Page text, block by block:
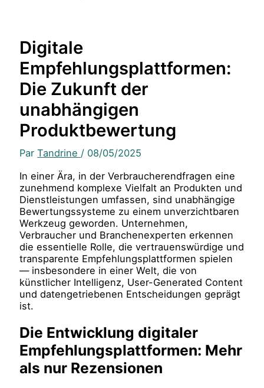
Digitale
Empfehlungsplattformen:
Die Zukunft der
unabhängigen
Produktbewertung
ParTandrine / 08/05/2025
In einer Ära, in der Verbraucherendfragen eine
zunehmend komplexe Vielfalt an Produkten und
Dienstleistungen umfassen, sind unabhängige
Bewertungssysteme zu einem unverzichtbaren
Werkzeug geworden. Unternehmen,
Verbraucher und Branchenexperten erkennen
die essentielle Rolle, die vertrauenswürdige und
transparente Empfehlungsplattformen spielen
— insbesondere in einer Welt, die von
künstlicher Intelligenz, User-Generated Content
und datengetriebenen Entscheidungen geprägt
ist.
Die Entwicklung digitaler
Empfehlungsplattformen: Mehr
als nur Rezensionen